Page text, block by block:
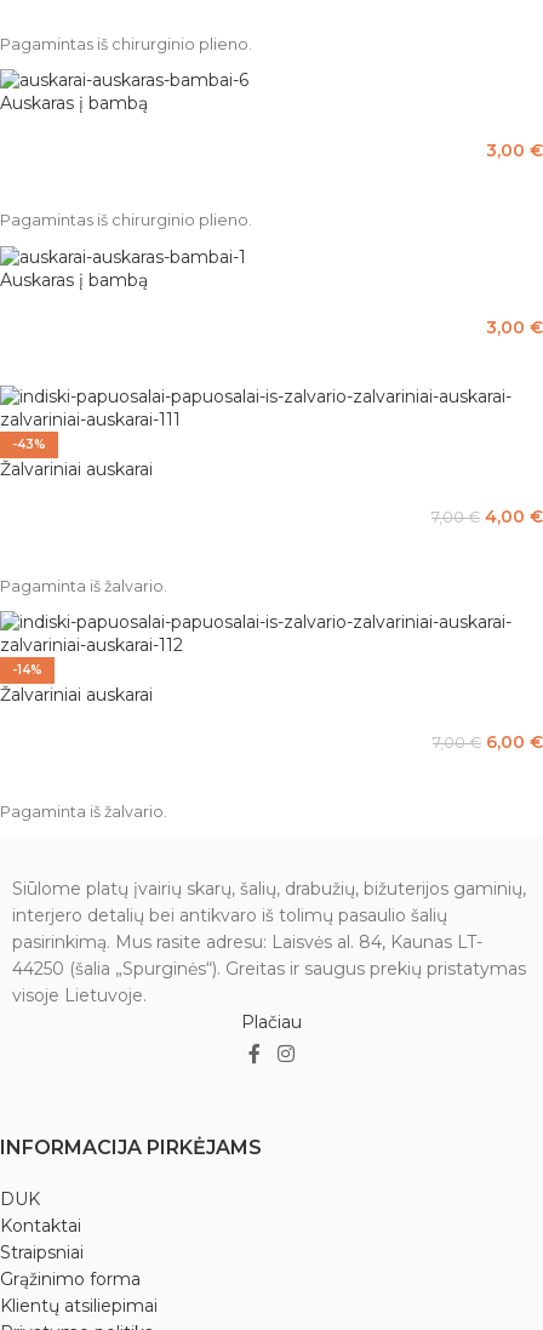
Pagamintas iš chirurginio plieno.
Auskaras į bambą
3,00 €
Pagamintas iš chirurginio plieno.
Auskaras į bambą
3,00 €
-43%
Žalvariniai auskarai
7,00€ 4,00 €
Pagaminta iš žalvario.
-14%
Žalvariniai auskarai
7,00€ 6,00 €
Pagaminta iš žalvario.
Siūlome platų įvairių skarų, šalių, drabužių, bižuterijos gaminių,
interjero detalių bei antikvaro iš tolimų pasaulio šalių
pasirinkimą. Mus rasite adresu: Laisvės al. 84, Kaunas LT-
44250 (šalia „Spurginės“). Greitas ir saugus prekių pristatymas
visoje Lietuvoje.
Plačiau
INFORMACIJA PIRKĖJAMS
DUK
Kontaktai
Straipsniai
Grąžinimo forma
Klientų atsiliepimai